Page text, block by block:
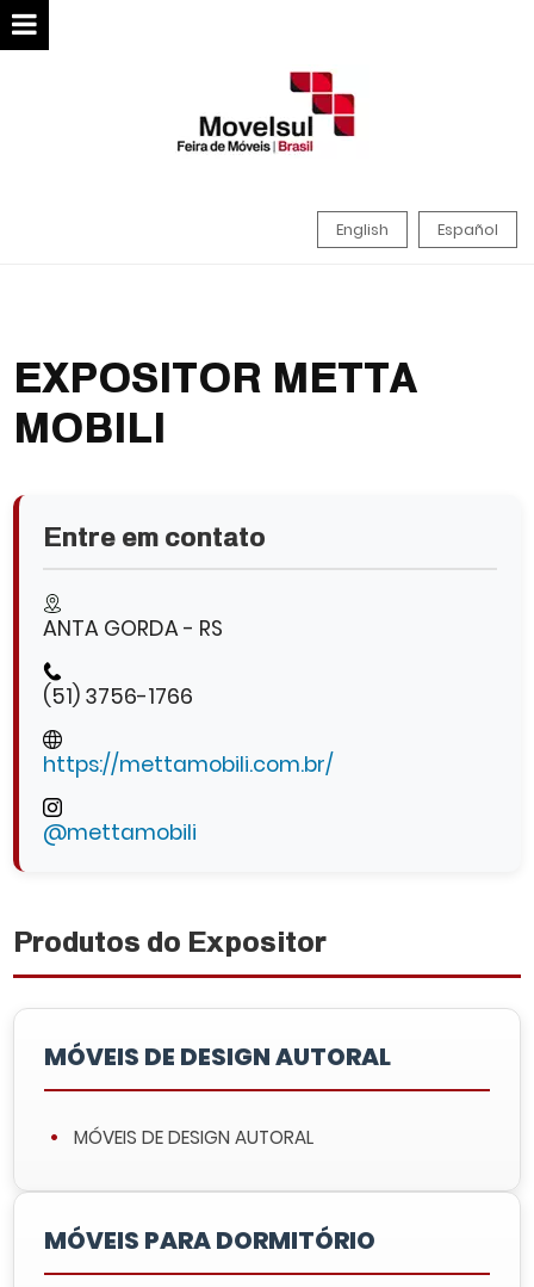
English Español
EXPOSITOR METTA
MOBILI
Entre em contato
ANTA GORDA - RS
(51) 3756-1766
https://mettamobili.com.br/
@mettamobili
Produtos do Expositor
MÓVEIS DE DESIGN AUTORAL
MÓVEIS DE DESIGN AUTORAL
MÓVEIS PARA DORMITÓRIO